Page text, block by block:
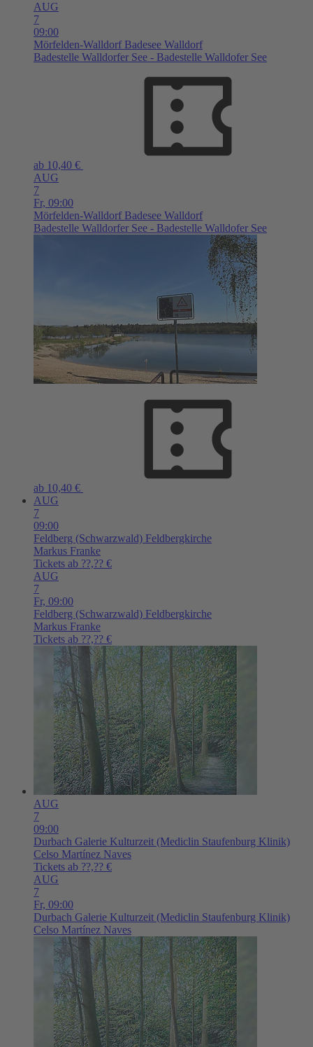
AUG
7
09:00
Mörfelden-Walldorf Badesee Walldorf
Badestelle Walldorfer See - Badestelle Walldofer See
ab 10,40 €
AUG
7
Fr, 09:00
Mörfelden-Walldorf Badesee Walldorf
Badestelle Walldorfer See - Badestelle Walldofer See
ab 10,40 €
AUG
7
09:00
Feldberg (Schwarzwald) Feldbergkirche
Markus Franke
Tickets ab ??,?? €
AUG
7
Fr, 09:00
Feldberg (Schwarzwald) Feldbergkirche
Markus Franke
Tickets ab ??,?? €
AUG
7
09:00
Durbach Galerie Kulturzeit (Mediclin Staufenburg Klinik)
Celso Martínez Naves
Tickets ab ??,?? €
AUG
7
Fr, 09:00
Durbach Galerie Kulturzeit (Mediclin Staufenburg Klinik)
Celso Martínez Naves